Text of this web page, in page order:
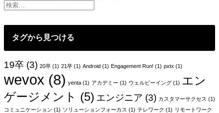
ナ
ビ
ゲ
ー
シ
ョ
ン
タグから見つける
19卒 (3) 20卒 (1) 21卒 (1) Android (1) Engagement Run! (1) pxtx (1)
wevox (8) yenta (1) アカデミー (1) ウェルビーイング (1) エン
ゲージメント (5) エンジニア (3) カスタマーサクセス (1)
コミュニケーション (1) ソリューションフォーカス (1) テレワーク (1) リモートワーク